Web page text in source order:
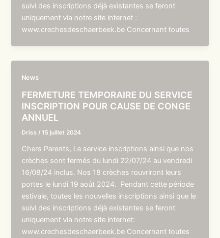
suivi des inscriptions déjà existantes se feront
uniquement via notre site internet :
www.crechesdeschaerbeek.be Concernant toutes
News
FERMETURE TEMPORAIRE DU SERVICE
INSCRIPTION POUR CAUSE DE CONGE
ANNUEL
Driss /15 juillet 2024
Chers Parents, Le service inscriptions ainsi que nos
crèches sont fermés du lundi 22/07/24 au vendredi
16/08/24 inclus. Nos 18 crèches rouvriront leurs
portes le lundi 19 août 2024. Pendant cette période
estivale, toutes les nouvelles inscriptions ainsi que le
suivi des inscriptions déjà existantes se feront
uniquement via notre site internet:
www.crechesdeschaerbeek.be Concernant toutes